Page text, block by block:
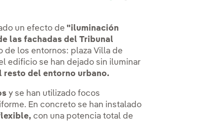
un efecto de"iluminación
las fachadas del Tribunal
de los entornos: plaza Villa de
edificio se han dejado sin iluminar
resto del entorno urbano.
y se han utilizado focos
En concreto se han instalado
con una potencia total de